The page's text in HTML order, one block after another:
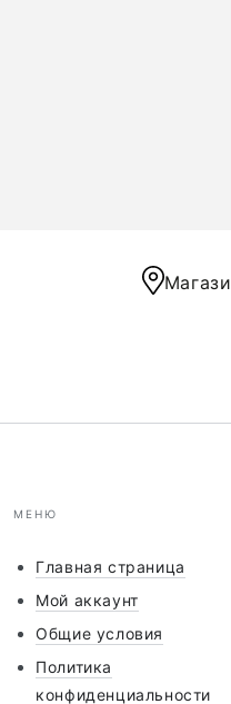
МЕНЮ
Главная страница
Мой аккаунт
Общие условия
Политика
конфиденциальности